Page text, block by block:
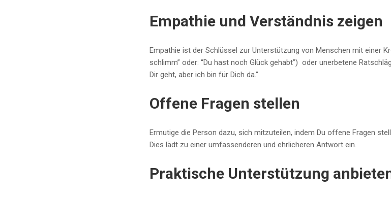
Empathie und Verständnis zeigen
Empathie ist der Schlüssel zur Unterstützung von Menschen mit einer
schlimm” oder: “Du hast noch Glück gehabt”) oder unerbetene
Dir geht, aber ich bin für Dich da."
Offene Fragen stellen
Ermutige die Person dazu, sich mitzuteilen, indem Du offene Fragen
Dies lädt zu einer umfassenderen und ehrlicheren Antwort ein.
Praktische Unterstützung